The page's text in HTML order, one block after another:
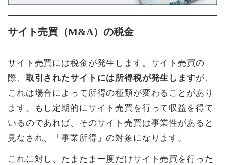
サイト売買（M&A）の税金
サイト売買には税金が発生します。サイト売買の
際、 取引されたサイトには所得税が発生しますが、
これは場合によって所得の種類が変わることがあり
ます。もし定期的にサイト売買を行って収益を得て
いるのであれば、そのサイト売買は事業性があると
見なされ、「事業所得」の対象になります。
これに対し、たまたま一度だけサイト売買を行った